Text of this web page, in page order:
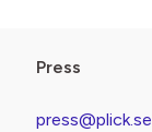
Press
press@plick.se